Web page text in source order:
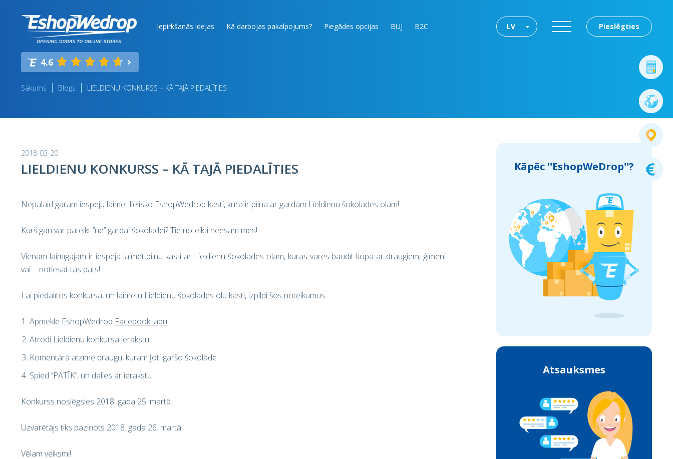
Iepirkšanās idejas Kā darbojas pakalpojums? Piegādes opcijas BUJ B2C Pieslēgties
LV
4.6
Sākums Blogs LIELDIENU KONKURSS – KĀ TAJĀ PIEDALĪTIES
2018-03-20
LIELDIENU KONKURSS – KĀ TAJĀ PIEDALĪTIES
Nepalaid garām iespēju laimēt lielisko EshopWedrop kasti, kura ir pilna ar gardām Lieldienu šokolādes olām!
Kurš gan var pateikt ‘’nē’’ gardai šokolādei? Tie noteikti neesam mēs!
Vienam laimīgajam ir iespēja laimēt pilnu kasti ar Lieldienu šokolādes olām, kuras varēs baudīt kopā ar draugiem, ģimeni
vai ... notiesāt tās pats!
Lai piedalītos konkursā, un laimētu Lieldienu šokolādes olu kasti, izpildi šos noteikumus:
Apmeklē EshopWedrop Facebook lapu
Atrodi Lieldienu konkursa ierakstu
Komentārā atzīmē draugu, kuram ļoti garšo šokolāde
Spied ‘’PATĪK’’, un dalies ar ierakstu
Konkurss noslēgsies 2018. gada 25. martā.
Uzvarētājs tiks paziņots 2018. gada 26. martā.
Vēlam veiksmi!
Kāpēc ''EshopWeDrop''?
Atsauksmes